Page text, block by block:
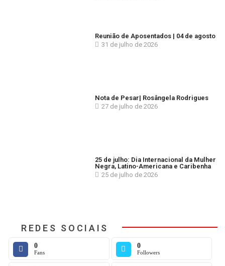
Reunião de Aposentados | 04 de agosto
31 de julho de 2026
Nota de Pesar| Rosângela Rodrigues
27 de julho de 2026
25 de julho: Dia Internacional da Mulher
Negra, Latino-Americana e Caribenha
25 de julho de 2026
REDES SOCIAIS
0
Fans
0
Followers